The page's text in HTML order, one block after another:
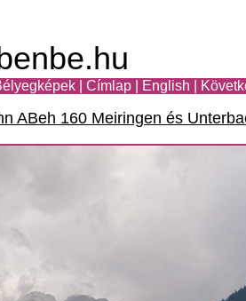
Címlap English
ABeh 160 Meiringen és